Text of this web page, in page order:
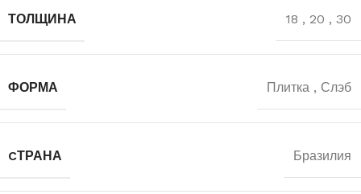
ТОЛЩИНА 18 , 20 , 30
ФОРМА Плитка , Слэб
CТРАНА Бразилия